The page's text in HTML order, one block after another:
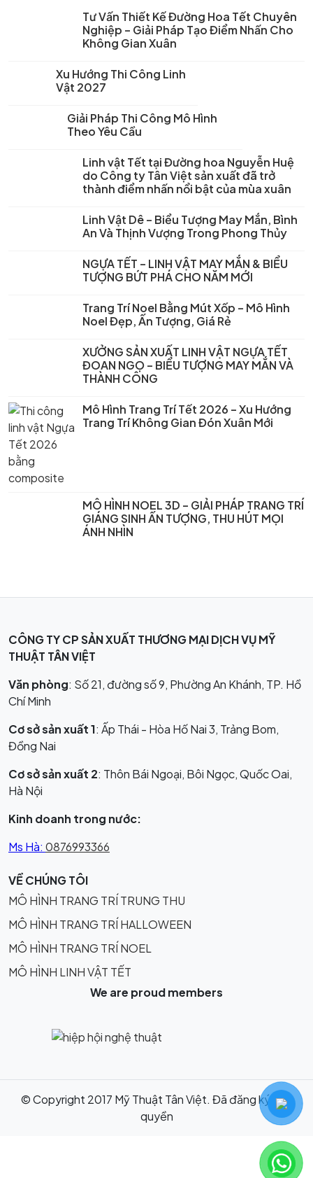
Tư Vấn Thiết Kế Đường Hoa Tết Chuyên
Nghiệp – Giải Pháp Tạo Điểm Nhấn Cho
Không Gian Xuân
Xu Hướng Thi Công Linh
Vật 2027
Giải Pháp Thi Công Mô Hình
Theo Yêu Cầu
Linh vật Tết tại Đường hoa Nguyễn Huệ
do Công ty Tân Việt sản xuất đã trở
thành điểm nhấn nổi bật của mùa xuân
Linh Vật Dê – Biểu Tượng May Mắn, Bình
An Và Thịnh Vượng Trong Phong Thủy
NGỰA TẾT – LINH VẬT MAY MẮN & BIỂU
TƯỢNG BỨT PHÁ CHO NĂM MỚI
Trang Trí Noel Bằng Mút Xốp – Mô Hình
Noel Đẹp, Ấn Tượng, Giá Rẻ
XƯỞNG SẢN XUẤT LINH VẬT NGỰA TẾT
ĐOAN NGỌ – BIỂU TƯỢNG MAY MẮN VÀ
THÀNH CÔNG
Mô Hình Trang Trí Tết 2026 – Xu Hướng
Trang Trí Không Gian Đón Xuân Mới
MÔ HÌNH NOEL 3D – GIẢI PHÁP TRANG TRÍ
GIÁNG SINH ẤN TƯỢNG, THU HÚT MỌI
ÁNH NHÌN
CÔNG TY CP SẢN XUẤT THƯƠNG MẠI DỊCH VỤ MỸ
THUẬT TÂN VIỆT
Văn phòng: Số 21, đường số 9, Phường An Khánh, TP. Hồ
Chí Minh
Cơ sở sản xuất 1: Ấp Thái - Hòa Hố Nai 3, Trảng Bom,
Đồng Nai
Cơ sở sản xuất 2: Thôn Bái Ngoại, Bôi Ngọc, Quốc Oai,
Hà Nội
Kinh doanh trong nước:
Ms Hà: 0876993366
VỀ CHÚNG TÔI
MÔ HÌNH TRANG TRÍ TRUNG THU
MÔ HÌNH TRANG TRÍ HALLOWEEN
MÔ HÌNH TRANG TRÍ NOEL
MÔ HÌNH LINH VẬT TẾT
We are proud members
© Copyright 2017 Mỹ Thuật Tân Việt. Đã đăng ký bản
quyền